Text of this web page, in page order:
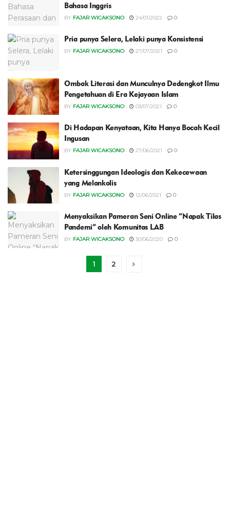
Bahasa Inggris
BY FAJAR WICAKSONO 24/01/2022 0
Pria punya Selera, Lelaki punya Konsistensi
BY FAJAR WICAKSONO 27/07/2021 0
Ombak Literasi dan Munculnya Dedengkot Ilmu
Pengetahuan di Era Kejayaan Islam
BY FAJAR WICAKSONO 03/07/2021 0
Di Hadapan Kenyataan, Kita Hanya Bocah Kecil
Ingusan
BY FAJAR WICAKSONO 27/06/2021 0
Ketersinggungan Ideologis dan Kekecewaan
yang Melankolis
BY FAJAR WICAKSONO 12/06/2021 0
Menyaksikan Pameran Seni Online “Napak Tilas
Pandemi” oleh Komunitas LAB
BY FAJAR WICAKSONO 30/06/2020 0
1 2